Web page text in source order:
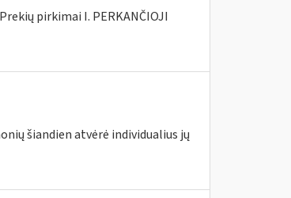
pirkimai I. PERKANČIOJI
šiandien atvėrė individualius jų